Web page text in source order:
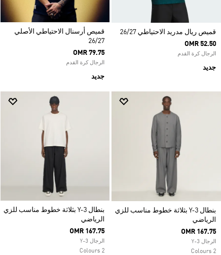
قميص ريال مدريد الاحتياطي 26/27
OMR 52.50
الرجال كرة القدم
جديد
قميص أرسنال الاحتياطي الأصلي
26/27
OMR 79.75
الرجال كرة القدم
جديد
بنطال Y-3 بثلاثة خطوط مناسب للزي
الرياضي
OMR 167.75
الرجال Y-3
2 Colours
بنطال Y-3 بثلاثة خطوط مناسب للزي
الرياضي
OMR 167.75
الرجال Y-3
2 Colours